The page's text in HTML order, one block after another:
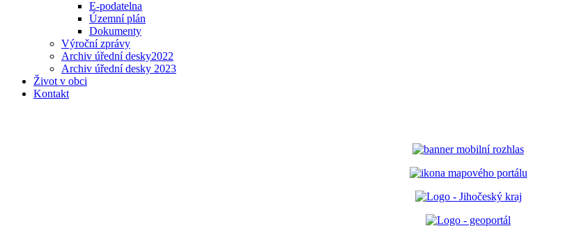
E-podatelna
Územní plán
Dokumenty
Výroční zprávy
Archiv úřední desky2022
Archiv úřední desky 2023
Život v obci
Kontakt